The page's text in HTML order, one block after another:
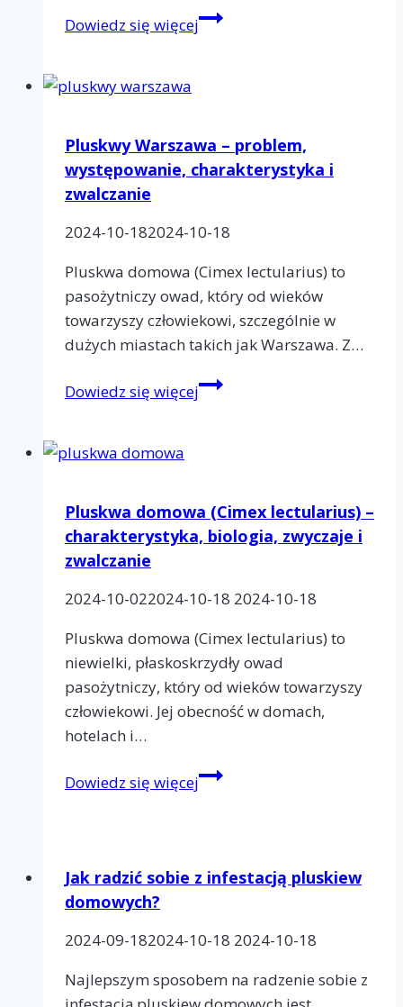
Dowiedz się więcejOdpluskwianie
i
wyzwania
mieście
Pluskwy Warszawa – problem,
występowanie, charakterystyka i
zwalczanie
2024-10-182024-10-18
Pluskwa domowa (Cimex lectularius) to
pasożytniczy owad, który od wieków
towarzyszy człowiekowi, szczególnie w
dużych miastach takich jak Warszawa. Z…
Dowiedz się więcejPluskwy
charakterystyka
Pluskwa domowa (Cimex lectularius) –
charakterystyka, biologia, zwyczaje i
zwalczanie
2024-10-022024-10-18 2024-10-18
Pluskwa domowa (Cimex lectularius) to
niewielki, płaskoskrzydły owad
pasożytniczy, który od wieków towarzyszy
człowiekowi. Jej obecność w domach,
hotelach i…
Dowiedz się więcejPluskwa
–
charakterystyka,
zwyczaje
zwalczanie
Jak radzić sobie z infestacją pluskiew
domowych?
2024-09-182024-10-18 2024-10-18
Najlepszym sposobem na radzenie sobie z